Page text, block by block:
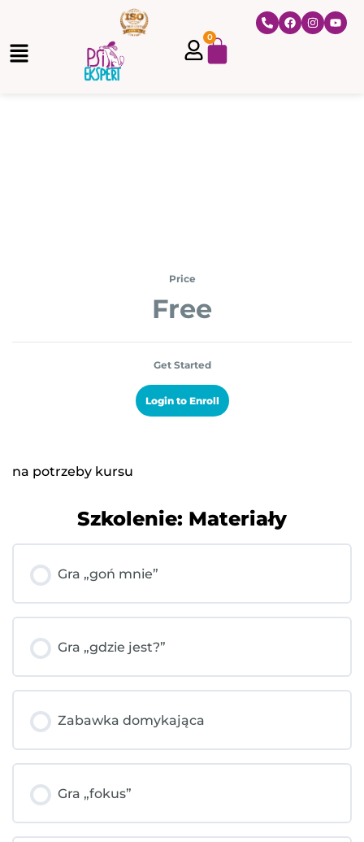
0
Price
Free
Get Started
Login to Enroll
na potrzeby kursu
Szkolenie: Materiały
Gra „goń mnie”
Gra „gdzie jest?”
Zabawka domykająca
Gra „fokus”